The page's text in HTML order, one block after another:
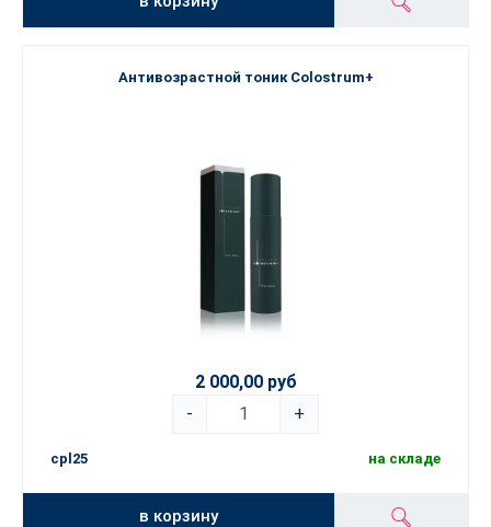
Антивозрастной тоник Colostrum+
2 000,00 руб
-
+
cpl25 на складе
в корзину